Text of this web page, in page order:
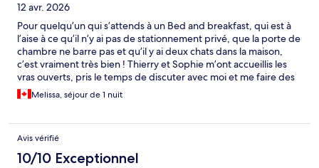
12 avr. 2026
Pour quelqu’un qui s’attends à un Bed and breakfast, qui est à
l’aise à ce qu’il n’y ai pas de stationnement privé, que la porte de
chambre ne barre pas et qu’il y ai deux chats dans la maison,
c’est vraiment très bien ! Thierry et Sophie m’ont accueillis les
vras ouverts, pris le temps de discuter avec moi et me faire des
recommandations en plus de me donner des informations
pertinentes sur le secteur. Ils sont adorables :) De mon côté ça
beau moment en leur compagnie
Melissa, séjour de 1 nuit
Avis vérifié
10/10 Exceptionnel